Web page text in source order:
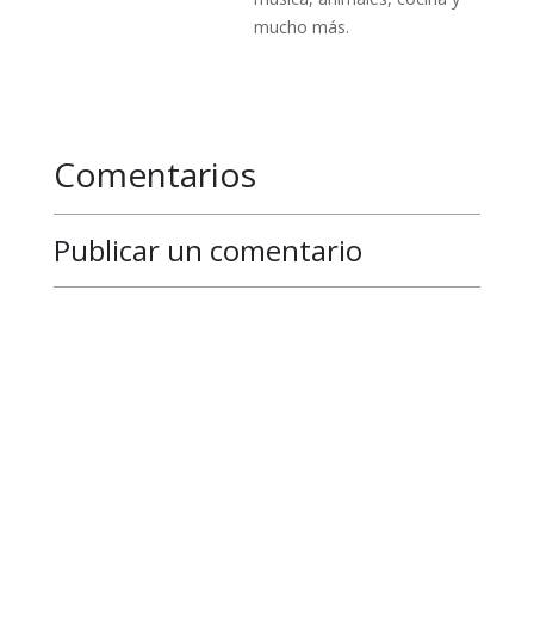
mucho más.
Comentarios
Publicar un comentario